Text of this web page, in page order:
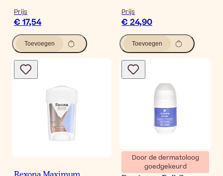
Prijs
€ 17,54
Toevoegen
Prijs
€ 24,90
Toevoegen
Door de dermatoloog
goedgekeurd
Sesderma Dryses Men